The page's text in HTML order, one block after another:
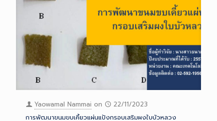
Yaowamal Nammai on
22/11/2023
การพัฒนาขนมขบเคี้ยวแผ่นแป้งกรอบเสริมผงใบบัวหลวง